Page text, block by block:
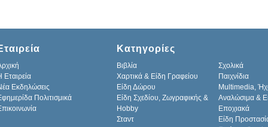
Εταιρεία
Εκδηλώσεις
Πολιτισμικά
Κατηγορίες
Βιβλία
Σχολικά
Χαρτικά & Είδη Γραφείου
Παιχνίδια
Είδη Δώρου
Multimedia,
Είδη Σχεδίου, Ζωγραφικής &
Hobby
Αναλώσιμα &
Εποχιακά
Σταντ
Είδη